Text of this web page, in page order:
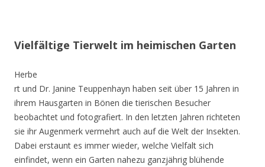
Vielfältige Tierwelt im heimischen Garten
Herbe
rt und Dr. Janine Teuppenhayn haben seit über 15 Jahren in
ihrem Hausgarten in Bönen die tierischen Besucher
beobachtet und fotografiert. In den letzten Jahren richteten
sie ihr Augenmerk vermehrt auch auf die Welt der Insekten.
Dabei erstaunt es immer wieder, welche Vielfalt sich
einfindet, wenn ein Garten nahezu ganzjährig blühende